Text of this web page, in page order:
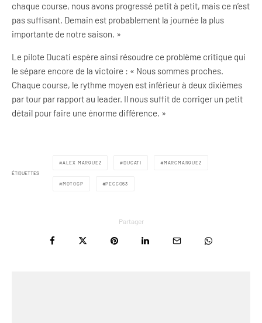
chaque course, nous avons progressé petit à petit, mais ce n’est
pas suffisant. Demain est probablement la journée la plus
importante de notre saison. »
Le pilote Ducati espère ainsi résoudre ce problème critique qui
le sépare encore de la victoire : « Nous sommes proches.
Chaque course, le rythme moyen est inférieur à deux dixièmes
par tour par rapport au leader. Il nous suffit de corriger un petit
détail pour faire une énorme différence. »
ÉTIQUETTES
ALEX MARQUEZ DUCATI MARCMARQUEZ
MOTOGP PECCO63
Partager